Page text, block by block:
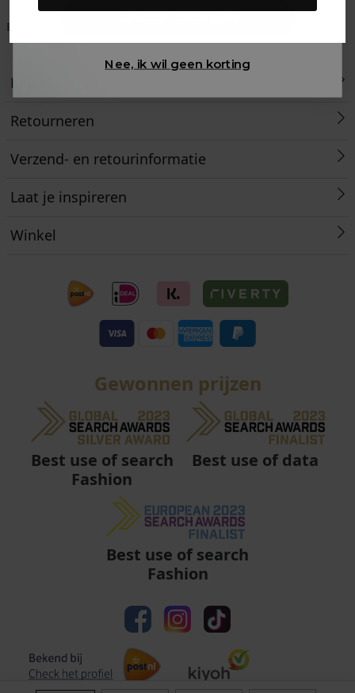
Betaal achteraf met
Klarna
is morgen in huis!*
ons met een 9,6!
Klantenservice
Retourneren
Verzend- en retourinformatie
Laat je inspireren
Winkel
Gewonnen prijzen
Best use of search
Fashion
Best use of data
Best use of search
Fashion
Nee, ik wil geen korting